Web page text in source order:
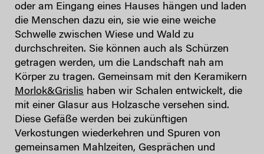
oder am Eingang eines Hauses hängen und laden
die Menschen dazu ein, sie wie eine weiche
Schwelle zwischen Wiese und Wald zu
durchschreiten. Sie können auch als Schürzen
getragen werden, um die Landschaft nah am
Körper zu tragen. Gemeinsam mit den Keramikern
Morlok&Grislis haben wir Schalen entwickelt, die
mit einer Glasur aus Holzasche versehen sind.
Diese Gefäße werden bei zukünftigen
Verkostungen wiederkehren und Spuren von
gemeinsamen Mahlzeiten, Gesprächen und